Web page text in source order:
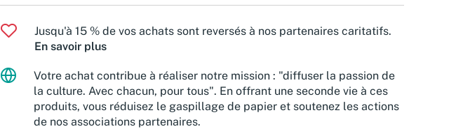
Jusqu'à 15 % de vos achats sont reversés à nos partenaires caritatifs.
En savoir plus
Votre achat contribue à réaliser notre mission : "diffuser la passion de
la culture. Avec chacun, pour tous". En offrant une seconde vie à ces
produits, vous réduisez le gaspillage de papier et soutenez les actions
de nos associations partenaires.